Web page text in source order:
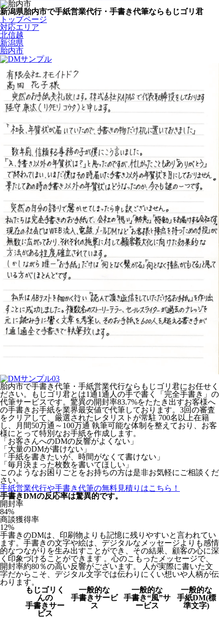
新潟県胎内市で手紙営業代行・手書き代筆ならもじゴリ君
トップページ
対応エリア
北信越
新潟県
胎内市
胎内市で手書き代筆・手紙営業代行ならもじゴリ君にお任せく
ださい。もじゴリ君とは1通1通人の手で書く「完全手書き」の
代筆サービスです。驚異の開封率83.7%をたたき出すお客様へ
の手書きお手紙を業界最安値で代筆しております。3回の審査
をクリアして、厳選されたレタリストが常駐 700名以上在籍
し、月間50万通～100万通 執筆可能な体制を整えており、お客
様にとって特別なお手紙を作成します。
「お客さんへのDMの反響がよくない」
「大量のDMが書けない」
「手紙を書きたいが、時間がなくて書けない」
「毎月決まった枚数を書いてほしい」
このようなお困りごとをお持ちの方は是非お気軽にご相談くだ
さい。
手紙営業代行や手書き代筆の無料見積りはこちら！
手書きDMの反応率は驚異的です。
開封率
84%
商談獲得率
12%
手書きのDMは、印刷物よりも記憶に残りやすいと言われてい
ます。手書きの文字や絵は、デジタルなメッセージよりも感情
的なつながりを生み出すことができ、その結果、顧客の心に深
く印象づけることができます 。心のこもったメッセージで、
開封率約80％の高い反響がございます。 人が実際に書いた文
字だからこそ、デジタル文字では伝わりにくい想いや人柄が伝
わります。
もじゴリく
んの
手書きサー
ビス
一般的な
手書きサービ
ス
一般的な
手書き“風”サ
ービス
一般的な
手紙DM(標
準文字)